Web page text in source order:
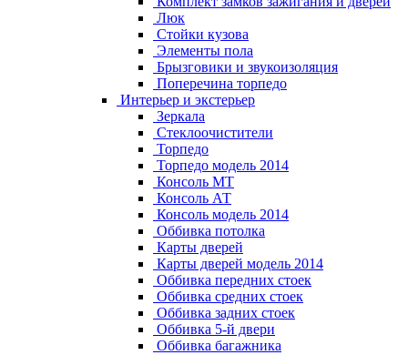
Люк
Стойки кузова
Элементы пола
Брызговики и звукоизоляция
Поперечина торпедо
Интерьер и экстерьер
Зеркала
Стеклоочистители
Торпедо
Торпедо модель 2014
Консоль МТ
Консоль АТ
Консоль модель 2014
Оббивка потолка
Карты дверей
Карты дверей модель 2014
Оббивка передних стоек
Оббивка средних стоек
Оббивка задних стоек
Оббивка 5-й двери
Оббивка багажника